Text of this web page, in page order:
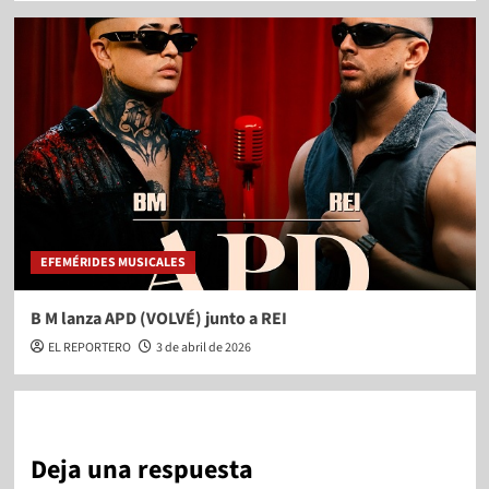
EFEMÉRIDES MUSICALES
B M lanza APD (VOLVÉ) junto a REI
EL REPORTERO 3 de abril de 2026
Deja una respuesta